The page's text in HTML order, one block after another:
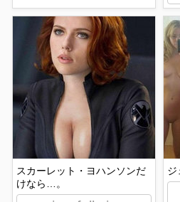
スカーレット・ヨハンソンだ
けなら…。
ジ